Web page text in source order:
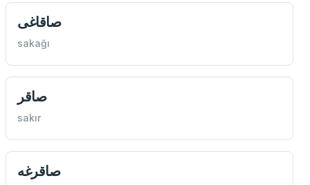
صاقاغی
sakağı
صاقر
sakır
صاقرغه